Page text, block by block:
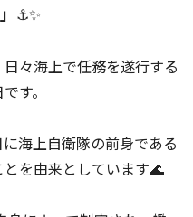
⚓✨
々海上で任務を遂行する
す。
海上自衛隊の前身である
とを由来としています🌊